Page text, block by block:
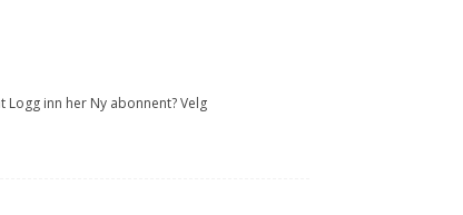
inn her Ny abonnent? Velg